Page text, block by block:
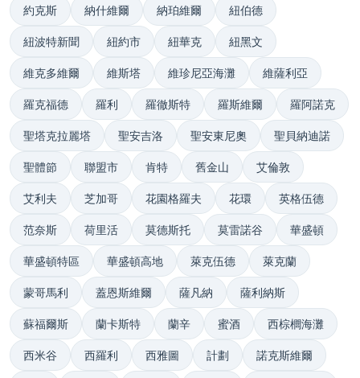
約克斯 納什維爾 納珀維爾 紐伯德
紐波特新聞 紐約市 紐華克 紐黑文
維克多維爾 維斯塔 維珍尼亞海灘 維薩利亞
羅克福德 羅利 羅徹斯特 羅斯維爾 羅阿諾克
聖塔克拉麗塔 聖安吉洛 聖安東尼奧 聖貝納迪諾
聖體節 聯盟市 肯特 舊金山 艾倫敦
艾利夫 芝加哥 花園格羅夫 花環 英格伍德
范奈斯 荷里活 莫德斯托 莫雷諾谷 華盛頓
華盛頓特區 華盛頓高地 萊克伍德 萊克蘭
蒙哥馬利 蓋恩斯維爾 薩凡納 薩利納斯
蘇福爾斯 蘭卡斯特 蘭辛 蜜酒 西棕櫚海灘
西米谷 西羅利 西雅圖 計劃 諾克斯維爾